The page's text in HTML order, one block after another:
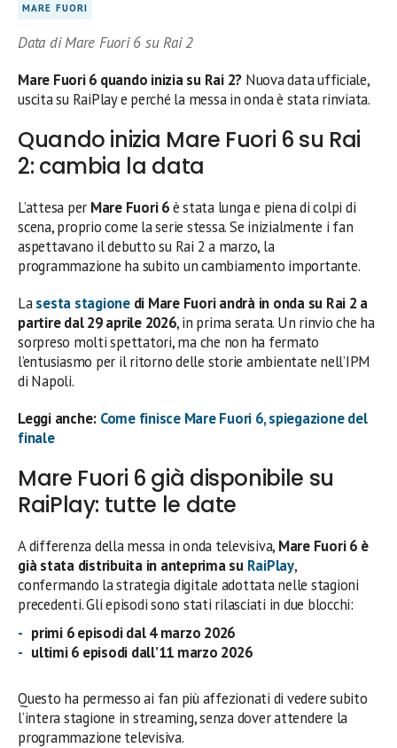
MARE FUORI
Data di Mare Fuori 6 su Rai 2
Mare Fuori 6 quando inizia su Rai 2? Nuova data ufficiale,
uscita su RaiPlay e perché la messa in onda è stata rinviata.
Quando inizia Mare Fuori 6 su Rai
2: cambia la data
L’attesa per Mare Fuori 6è stata lunga e piena di colpi di
scena, proprio come la serie stessa. Se inizialmente i fan
aspettavano il debutto su Rai 2 a marzo, la
programmazione ha subito un cambiamento importante.
Lasesta stagionedi Mare Fuori andrà in onda su Rai 2 a
partire dal 29 aprile 2026, in prima serata. Un rinvio che ha
sorpreso molti spettatori, ma che non ha fermato
l’entusiasmo per il ritorno delle storie ambientate nell’IPM
di Napoli.
Leggi anche: Come finisce Mare Fuori 6, spiegazione del
finale
Mare Fuori 6 già disponibile su
RaiPlay: tutte le date
A differenza della messa in onda televisiva, Mare Fuori 6 è
già stata distribuita in anteprima su RaiPlay,
confermando la strategia digitale adottata nelle stagioni
precedenti. Gli episodi sono stati rilasciati in due blocchi:
primi 6 episodi dal 4 marzo 2026
ultimi 6 episodi dall’11 marzo 2026
Questo ha permesso ai fan più affezionati di vedere subito
l’intera stagione in streaming, senza dover attendere la
programmazione televisiva.